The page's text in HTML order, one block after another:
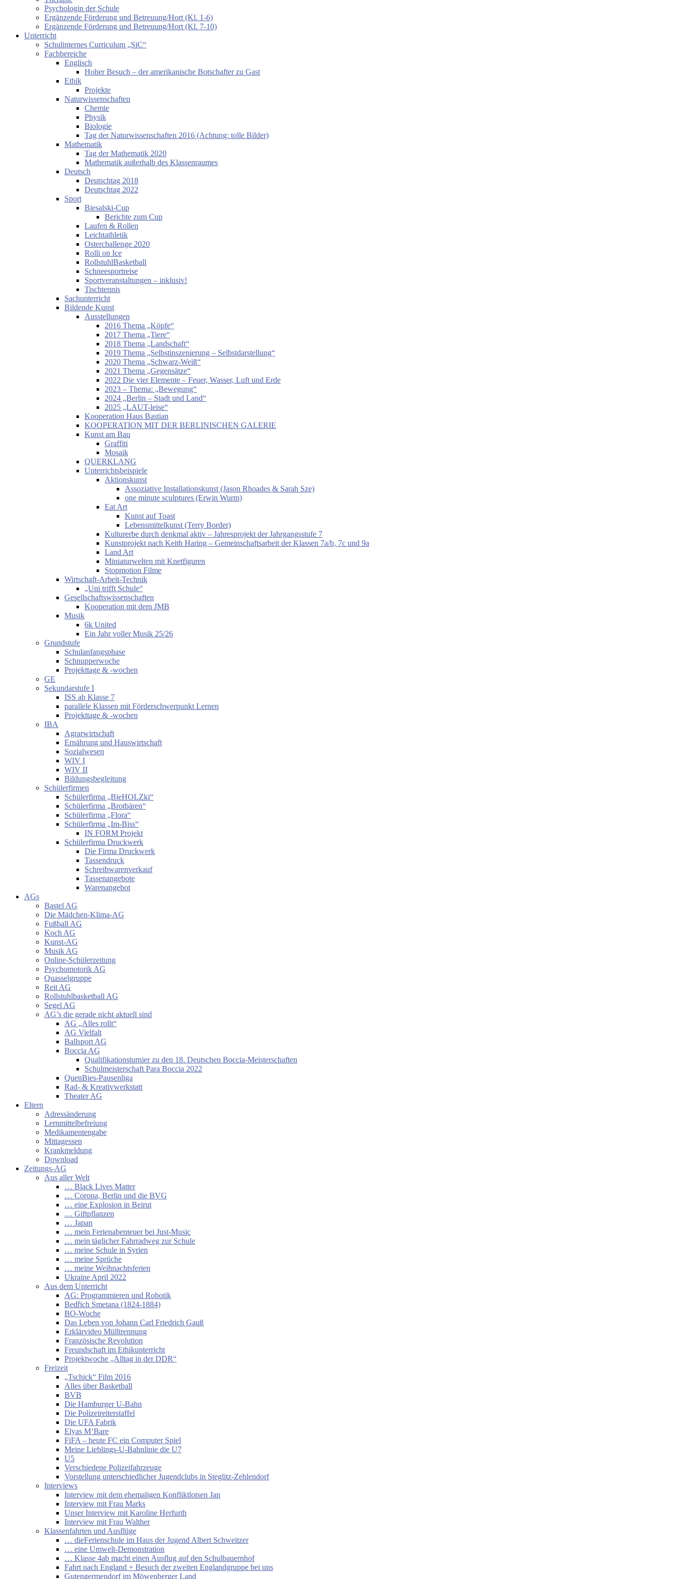
Psychologin der Schule
Ergänzende Förderung und Betreuung/Hort (Kl. 1-6)
Ergänzende Förderung und Betreuung/Hort (Kl. 7-10)
Unterricht
Schulinternes Curriculum „SiC“
Fachbereiche
Englisch
Hoher Besuch – der amerikanische Botschafter zu Gast
Ethik
Projekte
Naturwissenschaften
Chemie
Physik
Biologie
Tag der Naturwissenschaften 2016 (Achtung: tolle Bilder)
Mathematik
Tag der Mathematik 2020
Mathematik außerhalb des Klassenraumes
Deutsch
Deutschtag 2018
Deutschtag 2022
Sport
Biesalski-Cup
Berichte zum Cup
Laufen & Rollen
Leichtathletik
Osterchallenge 2020
Rolli on Ice
RollstuhlBasketball
Schneesportreise
Sportveranstaltungen – inklusiv!
Tischtennis
Sachunterricht
Bildende Kunst
Ausstellungen
2016 Thema „Köpfe“
2017 Thema „Tiere“
2018 Thema „Landschaft“
2019 Thema „Selbstinszenierung – Selbstdarstellung“
2020 Thema „Schwarz-Weiß“
2021 Thema „Gegensätze“
2022 Die vier Elemente – Feuer, Wasser, Luft und Erde
2023 – Thema: „Bewegung“
2024 „Berlin – Stadt und Land“
2025 „LAUT-leise“
Kooperation Haus Bastian
KOOPERATION MIT DER BERLINISCHEN GALERIE
Kunst am Bau
Graffiti
Mosaik
QUERKLANG
Unterrichtsbeispiele
Aktionskunst
Assoziative Installationskunst (Jason Rhoades & Sarah Sze)
one minute sculptures (Erwin Wurm)
Eat Art
Kunst auf Toast
Lebensmittelkunst (Terry Border)
Kulturerbe durch denkmal aktiv – Jahresprojekt der Jahrgangsstufe 7
Kunstprojekt nach Keith Haring – Gemeinschaftsarbeit der Klassen 7a/b, 7c und 9a
Land Art
Miniaturwelten mit Knetfiguren
Stopmotion Filme
Wirtschaft-Arbeit-Technik
„Uni trifft Schule“
Gesellschaftswissenschaften
Kooperation mit dem JMB
Musik
6k United
Ein Jahr voller Musik 25/26
Grundstufe
Schulanfangsphase
Schnupperwoche
Projekttage & -wochen
GE
Sekundarstufe I
ISS ab Klasse 7
parallele Klassen mit Förderschwerpunkt Lernen
Projekttage & -wochen
IBA
Agrarwirtschaft
Ernährung und Hauswirtschaft
Sozialwesen
WIV I
WIV II
Bildungsbegleitung
Schülerfirmen
Schülerfirma „BieHOLZki“
Schülerfirma „Brotbären“
Schülerfirma „Flora“
Schülerfirma „Im-Biss“
IN FORM Projekt
Schülerfirma Druckwerk
Die Firma Druckwerk
Tassendruck
Schreibwarenverkauf
Tassenangebote
Warenangebot
AGs
Bastel AG
Die Mädchen-Klima-AG
Fußball AG
Koch AG
Kunst-AG
Musik AG
Online-Schülerzeitung
Psychomotorik AG
Quasselgruppe
Reit AG
Rollstuhlbasketball AG
Segel AG
AG’s die gerade nicht aktuell sind
AG „Alles rollt“
AG Vielfalt
Ballsport AG
Boccia AG
Qualifikationsturnier zu den 18. Deutschen Boccia-Meisterschaften
Schulmeisterschaft Para Boccia 2022
QuenBies-Pausenliga
Rad- & Kreativwerkstatt
Theater AG
Eltern
Adressänderung
Lernmittelbefreiung
Medikamentengabe
Mittagessen
Krankmeldung
Download
Zeitungs-AG
Aus aller Welt
… Black Lives Matter
… Corona, Berlin und die BVG
… eine Explosion in Beirut
… Giftpflanzen
… Japan
… mein Ferienabenteuer bei Just-Music
… mein täglicher Fahrradweg zur Schule
… meine Schule in Syrien
… meine Sprüche
… meine Weihnachtsferien
Ukraine April 2022
Aus dem Unterricht
AG: Programmieren und Robotik
Bedřich Smetana (1824-1884)
BO-Woche
Das Leben von Johann Carl Friedrich Gauß
Erklärvideo Mülltrennung
Französische Revolution
Freundschaft im Ethikunterricht
Projektwoche „Alltag in der DDR“
Freizeit
„Tschick“ Film 2016
Alles über Basketball
BVB
Die Hamburger U-Bahn
Die Polizeireiterstaffel
Die UFA Fabrik
Elyas M‘Bare
FiFA – heute FC ein Computer Spiel
Meine Lieblings-U-Bahnlinie die U7
U5
Verschiedene Polizeifahrzeuge
Vorstellung unterschiedlicher Jugendclubs in Steglitz-Zehlendorf
Interviews
Interview mit dem ehemaligen Konfliktlotsen Jan
Interview mit Frau Marks
Unser Interview mit Karoline Herfurth
Interview mit Frau Walther
Klassenfahrten und Ausflüge
… dieFerienschule im Haus der Jugend Albert Schweitzer
… eine Umwelt-Demonstration
… Klasse 4ab macht einen Ausflug auf den Schulbauernhof
Fahrt nach England + Besuch der zweiten Englandgruppe bei uns
Gutengermendorf im Möwenberger Land